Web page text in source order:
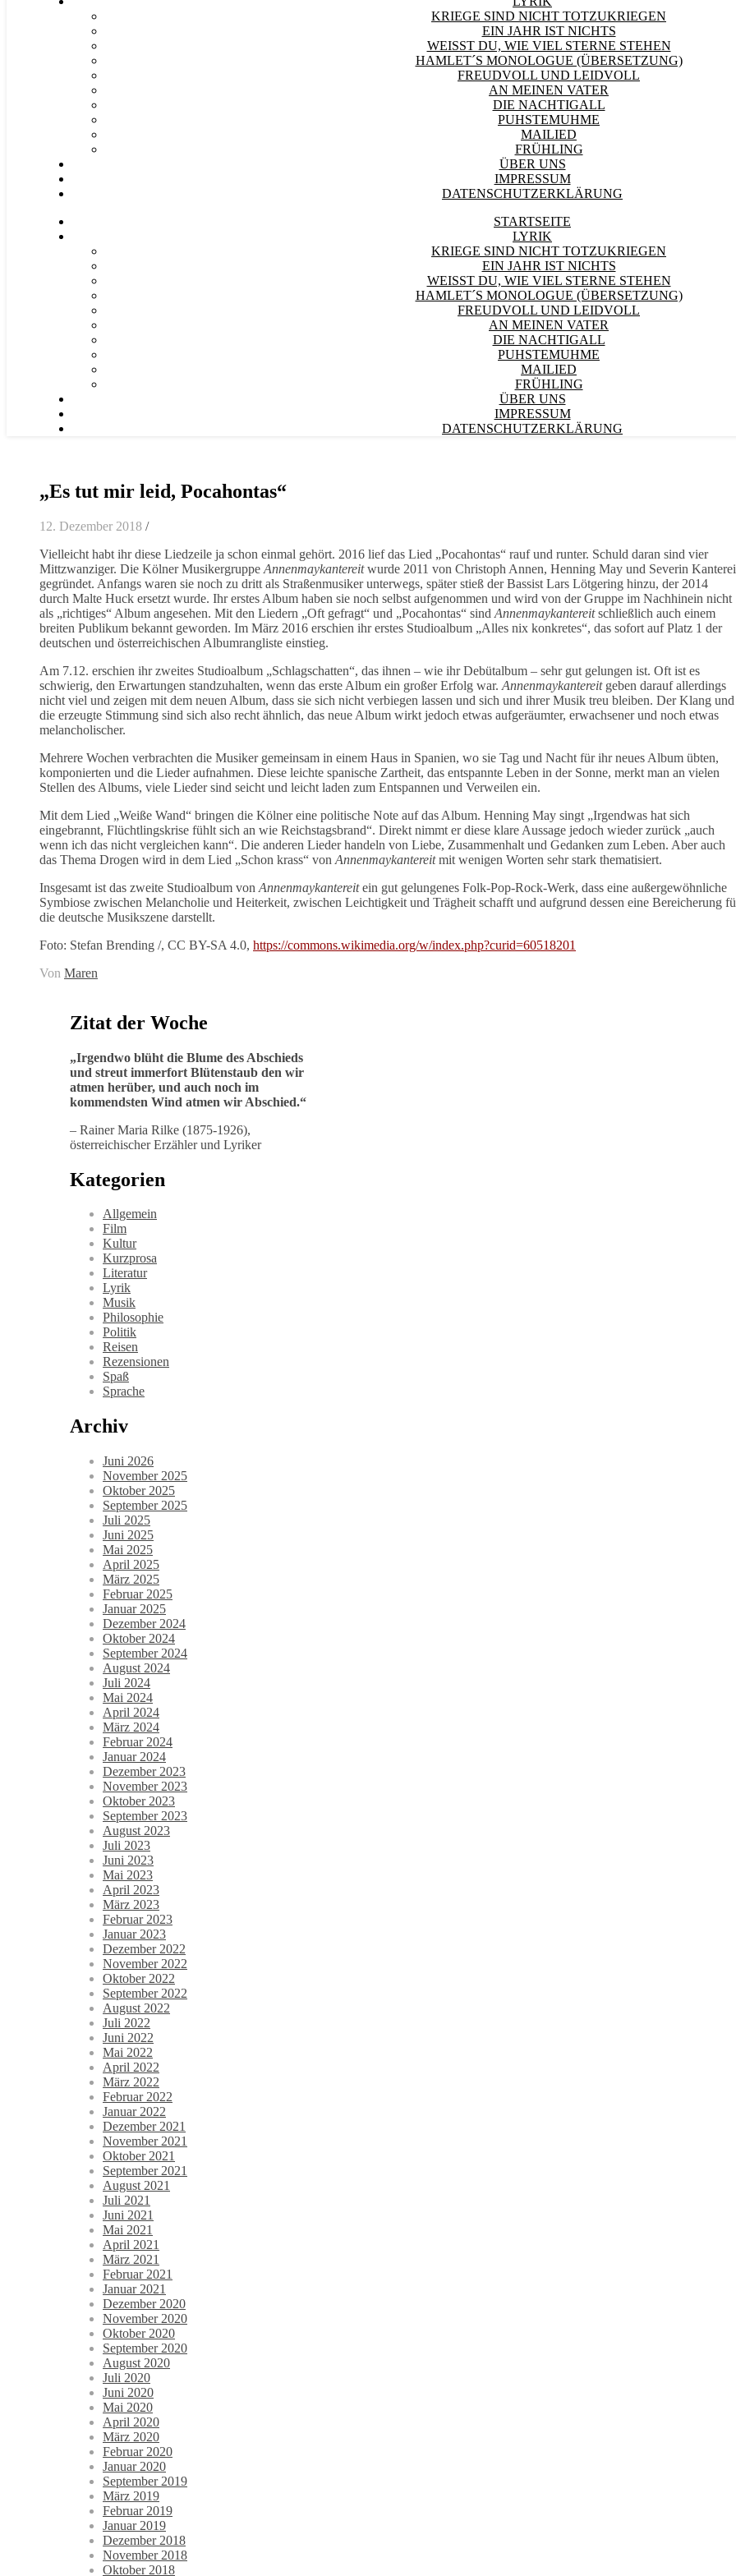
KRIEGE SIND NICHT TOTZUKRIEGEN
EIN JAHR IST NICHTS
WEISST DU, WIE VIEL STERNE STEHEN
HAMLET´S MONOLOGUE (ÜBERSETZUNG)
FREUDVOLL UND LEIDVOLL
AN MEINEN VATER
DIE NACHTIGALL
PUHSTEMUHME
MAILIED
FRÜHLING
ÜBER UNS
IMPRESSUM
DATENSCHUTZERKLÄRUNG
STARTSEITE
LYRIK
KRIEGE SIND NICHT TOTZUKRIEGEN
EIN JAHR IST NICHTS
WEISST DU, WIE VIEL STERNE STEHEN
HAMLET´S MONOLOGUE (ÜBERSETZUNG)
FREUDVOLL UND LEIDVOLL
AN MEINEN VATER
DIE NACHTIGALL
PUHSTEMUHME
MAILIED
FRÜHLING
ÜBER UNS
IMPRESSUM
DATENSCHUTZERKLÄRUNG
„Es tut mir leid, Pocahontas“
12. Dezember 2018 /
Vielleicht habt ihr diese Liedzeile ja schon einmal gehört. 2016 lief das Lied „Pocahontas“ rauf und runter. Schuld daran sind vier
Mittzwanziger. Die Kölner Musikergruppe Annenmaykantereitwurde 2011 von Christoph Annen, Henning May und Severin
gegründet. Anfangs waren sie noch zu dritt als Straßenmusiker unterwegs, später stieß der Bassist Lars Lötgering hinzu, der 2014
durch Malte Huck ersetzt wurde. Ihr erstes Album haben sie noch selbst aufgenommen und wird von der Gruppe im Nachhinein nicht
als „richtiges“ Album angesehen. Mit den Liedern „Oft gefragt“ und „Pocahontas“ sind Annenmaykantereitschließlich auch einem
breiten Publikum bekannt geworden. Im März 2016 erschien ihr erstes Studioalbum „Alles nix konkretes“, das sofort auf Platz 1 der
deutschen und österreichischen Albumrangliste einstieg.
Am 7.12. erschien ihr zweites Studioalbum „Schlagschatten“, das ihnen – wie ihr Debütalbum – sehr gut gelungen ist. Oft ist es
schwierig, den Erwartungen standzuhalten, wenn das erste Album ein großer Erfolg war. Annenmaykantereitgeben darauf allerdings
nicht viel und zeigen mit dem neuen Album, dass sie sich nicht verbiegen lassen und sich und ihrer Musik treu bleiben. Der Klang und
die erzeugte Stimmung sind sich also recht ähnlich, das neue Album wirkt jedoch etwas aufgeräumter, erwachsener und noch etwas
melancholischer.
Mehrere Wochen verbrachten die Musiker gemeinsam in einem Haus in Spanien, wo sie Tag und Nacht für ihr neues Album übten,
komponierten und die Lieder aufnahmen. Diese leichte spanische Zartheit, das entspannte Leben in der Sonne, merkt man an vielen
Stellen des Albums, viele Lieder sind seicht und leicht laden zum Entspannen und Verweilen ein.
Mit dem Lied „Weiße Wand“ bringen die Kölner eine politische Note auf das Album. Henning May singt „Irgendwas hat sich
eingebrannt, Flüchtlingskrise fühlt sich an wie Reichstagsbrand“. Direkt nimmt er diese klare Aussage jedoch wieder zurück „auch
wenn ich das nicht vergleichen kann“. Die anderen Lieder handeln von Liebe, Zusammenhalt und Gedanken zum Leben. Aber auch
das Thema Drogen wird in dem Lied „Schon krass“ von Annenmaykantereitmit wenigen Worten sehr stark thematisiert.
Insgesamt ist das zweite Studioalbum von Annenmaykantereitein gut gelungenes Folk-Pop-Rock-Werk, dass eine außergewöhnliche
Symbiose zwischen Melancholie und Heiterkeit, zwischen Leichtigkeit und Trägheit schafft und aufgrund dessen eine Bereicherung
die deutsche Musikszene darstellt.
Foto: Stefan Brending /, CC BY-SA 4.0, https://commons.wikimedia.org/w/index.php?curid=60518201
Von Maren
Zitat der Woche
„Irgendwo blüht die Blume des Abschieds
und streut immerfort Blütenstaub den wir
atmen herüber, und auch noch im
kommendsten Wind atmen wir Abschied.“
– Rainer Maria Rilke (1875-1926),
österreichischer Erzähler und Lyriker
Kategorien
Allgemein
Film
Kultur
Kurzprosa
Literatur
Lyrik
Musik
Philosophie
Politik
Reisen
Rezensionen
Spaß
Sprache
Archiv
Juni 2026
November 2025
Oktober 2025
September 2025
Juli 2025
Juni 2025
Mai 2025
April 2025
März 2025
Februar 2025
Januar 2025
Dezember 2024
Oktober 2024
September 2024
August 2024
Juli 2024
Mai 2024
April 2024
März 2024
Februar 2024
Januar 2024
Dezember 2023
November 2023
Oktober 2023
September 2023
August 2023
Juli 2023
Juni 2023
Mai 2023
April 2023
März 2023
Februar 2023
Januar 2023
Dezember 2022
November 2022
Oktober 2022
September 2022
August 2022
Juli 2022
Juni 2022
Mai 2022
April 2022
März 2022
Februar 2022
Januar 2022
Dezember 2021
November 2021
Oktober 2021
September 2021
August 2021
Juli 2021
Juni 2021
Mai 2021
April 2021
März 2021
Februar 2021
Januar 2021
Dezember 2020
November 2020
Oktober 2020
September 2020
August 2020
Juli 2020
Juni 2020
Mai 2020
April 2020
März 2020
Februar 2020
Januar 2020
September 2019
März 2019
Februar 2019
Januar 2019
Dezember 2018
November 2018
Oktober 2018